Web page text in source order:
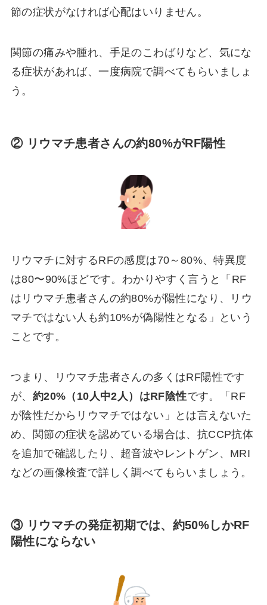
節の症状がなければ心配はいりません。
関節の痛みや腫れ、手足のこわばりなど、気にな
る症状があれば、一度病院で調べてもらいましょ
う。
② リウマチ患者さんの約80%がRF陽性
リウマチに対するRFの感度は70～80%、特異度
は80〜90%ほどです。わかりやすく言うと「RF
はリウマチ患者さんの約80%が陽性になり、リウ
マチではない人も約10%が偽陽性となる」という
ことです。
つまり、リウマチ患者さんの多くはRF陽性です
が、 約20%（10人中2人）はRF陰性です。「RF
が陰性だからリウマチではない」とは言えないた
め、関節の症状を認めている場合は、抗CCP抗体
を追加で確認したり、超音波やレントゲン、MRI
などの画像検査で詳しく調べてもらいましょう。
③ リウマチの発症初期では、約50%しかRF
陽性にならない